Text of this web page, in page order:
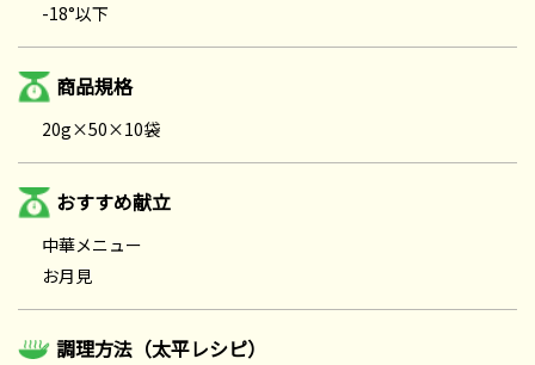
-18°以下
商品規格
20g×50×10袋
おすすめ献立
中華メニュー
お月見
調理方法（太平レシピ）